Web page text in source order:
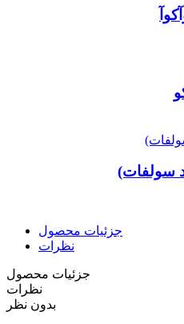
سولفات)
جزئیات محصول
نظرات
جزئیات محصول
نظرات
بدون نظر